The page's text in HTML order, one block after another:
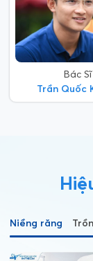
Bác Sĩ
Trần Quốc
Niềng răng